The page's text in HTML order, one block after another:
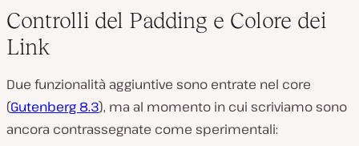
Controlli del Padding e Colore dei
Link
Due funzionalità aggiuntive sono entrate nel core
(Gutenberg 8.3), ma al momento in cui scriviamo sono
ancora contrassegnate come sperimentali: